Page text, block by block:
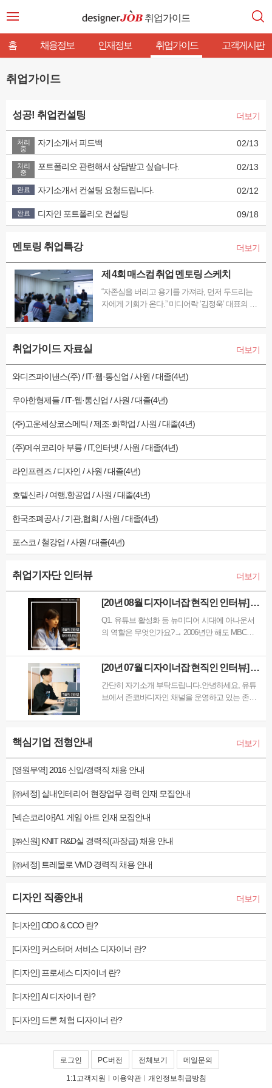
취업가이드
홈 채용정보 인재정보 취업가이드 고객게시판
취업가이드
성공! 취업컨설팅 더보기
처리
중
자기소개서 피드백 02/13
처리
중
포트폴리오 관련해서 상담받고 싶습니다. 02/13
완료 자기소개서 컨설팅 요청드립니다. 02/12
완료 디자인 포트폴리오 컨설팅 09/18
멘토링 취업특강 더보기
제 4회 매스컴 취업 멘토링 스케치
“자존심을 버리고 용기를 가져라, 먼저 두드리는
자에게 기회가 온다.” 미디어락 ‘김정욱’ 대표의 촬
스가 운영하는 매스컴전문 취업포털 '미디어잡'은
이번 특강은 외주 프로덕션의 현주소 진단 및 촬영
감독의…
취업가이드 자료실 더보기
와디즈파이낸스(주) / IT·웹·통신업 / 사원 / 대졸(4년)
우아한형제들 / IT·웹·통신업 / 사원 / 대졸(4년)
(주)고운세상코스메틱 / 제조·화학업 / 사원 / 대졸(4년)
(주)메쉬코리아 부릉 / IT,인터넷 / 사원 / 대졸(4년)
라인프렌즈 / 디자인 / 사원 / 대졸(4년)
호텔신라 / 여행,항공업 / 사원 / 대졸(4년)
한국조폐공사 / 기관,협회 / 사원 / 대졸(4년)
포스코 / 철강업 / 사원 / 대졸(4년)
취업기자단 인터뷰 더보기
[20년 08월 디자이너잡 현직인 인터뷰] 아
Q1. 유튜브 활성화 등 뉴미디어 시대에 아나운서
의 역할은 무엇인가요?→ 2006년만 해도 MBC도
하지만 이제는 그런 뉴미디어로 인해서 판도가 뒤
집어졌습니다. 어린 친구들은 유튜브를 더 많이 보
고, 종합편성채널, 케이블의 위력이 점점…
[20년 07월 디자이너잡 현직인 인터뷰] 디
알아보자
간단히 자기소개 부탁드립니다.안녕하세요, 유튜
브에서 존코바디자인 채널을 운영하고 있는 존코
일하고 있습니다. '모션그래픽 디자이너'는 구체적
그대로 ‘움직이는 그래픽’을 만드는 일을 합니다.
예를 들자면, 예…
핵심기업 전형안내 더보기
[영원무역] 2016 신입/경력직 채용 안내
[㈜세정] 실내인테리어 현장업무 경력 인재 모집안내
[넥슨코리아]A1 게임 아트 인재 모집안내
[㈜신원] KNIT R&D실 경력직(과장급) 채용 안내
[㈜세정] 트레몰로 VMD 경력직 채용 안내
디자인 직종안내 더보기
[디자인] CDO & CCO 란?
[디자인] 커스터머 서비스 디자이너 란?
[디자인] 프로세스 디자이너 란?
[디자인] AI 디자이너 란?
[디자인] 드론 체험 디자이너 란?
로그인 PC버전 전체보기 메일문의
1:1고객지원 | 이용약관 | 개인정보취급방침